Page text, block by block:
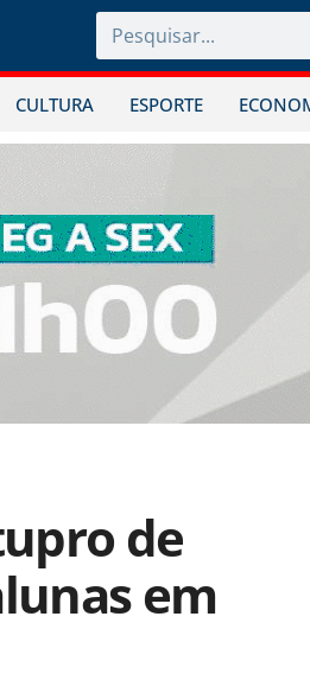
CULTURA ESPORTE
de
em